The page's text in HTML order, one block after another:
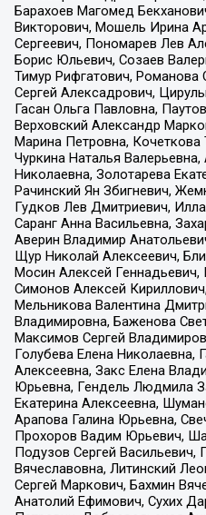
Барахоев Магомед
Викторович, Мошель Ирина
Сергеевич, Пономарев Лев
Борис Юльевич, Созаев
Тимур Рифгатович, Романова
Сергей Алексадрович,
Гасан Ольга Павловна,
Верховский Александр
Марина Петровна, Кочеткова
Чуркина Наталья
Николаевна, Золотарева
Рачинский Ян Збигневич,
Гудков Лев Дмитриевич,
Саранг Анна Васильевна,
Аверин Владимир
Щур Николай Алексеевич,
Мосин Алексей Геннадьевич,
Симонов Алексей
Мельникова Валентина
Владимировна, Баженова
Максимов Сергей
Голубева Елена Николаевна,
Алексеевна, Закс Елена
Юрьевна, Гендель Людмила
Екатерина Алексеевна,
Арапова Галина Юрьевна,
Прохоров Вадим Юрьевич,
Подузов Сергей Васильевич,
Вячеславовна, Литинский
Сергей Маркович, Бахмин
Анатолий Ефимович, Сухих